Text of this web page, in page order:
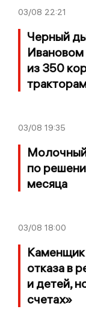
03/08 22:21
Черный
Ивановом
из 350
03/08 19:35
Молочный
по
месяца
03/08 18:00
Каменщик
отказа в
и детей,
счетах»